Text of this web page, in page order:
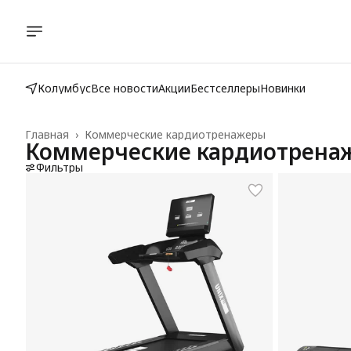
КолумбусВсе новостиАкцииБестселлерыНовинки
Коммерческие кардиотренажеры
Главная ›
Коммерческие
Фильтры